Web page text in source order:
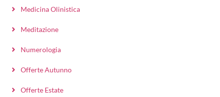
Medicina Olinistica
Meditazione
Numerologia
Offerte Autunno
Offerte Estate